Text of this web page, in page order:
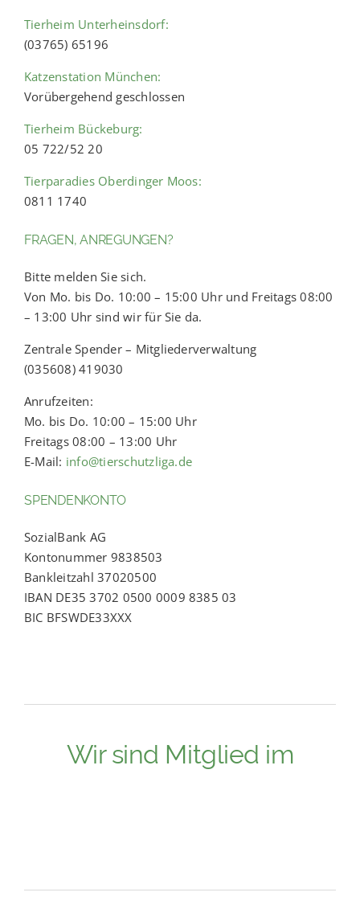
Tierheim Unterheinsdorf:
(03765) 65196
Katzenstation München:
Vorübergehend geschlossen
Tierheim Bückeburg:
05 722/52 20
Tierparadies Oberdinger Moos:
0811 1740
FRAGEN, ANREGUNGEN?
Bitte melden Sie sich.
Von Mo. bis Do. 10:00 – 15:00 Uhr und Freitags 08:00
– 13:00 Uhr sind wir für Sie da.
Zentrale Spender – Mitgliederverwaltung
(035608) 419030
Anrufzeiten:
Mo. bis Do. 10:00 – 15:00 Uhr
Freitags 08:00 – 13:00 Uhr
E-Mail: info@tierschutzliga.de
SPENDENKONTO
SozialBank AG
Kontonummer 9838503
Bankleitzahl 37020500
IBAN DE35 3702 0500 0009 8385 03
BIC BFSWDE33XXX
Wir sind Mitglied im